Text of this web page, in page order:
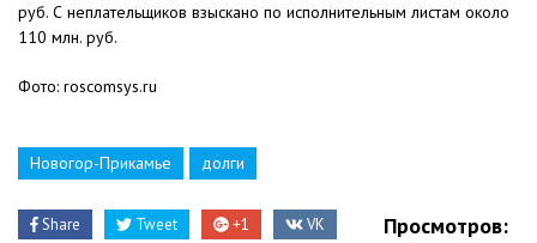
руб. С неплательщиков взыскано по исполнительным листам около
110 млн. руб.
Фото: roscomsys.ru
Новогор-Прикамье долги
Share Tweet +1 VK
Просмотров: